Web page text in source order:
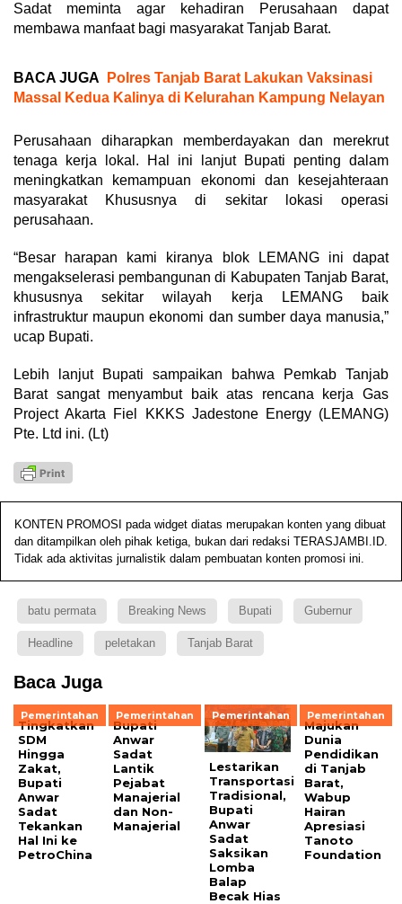
Sadat meminta agar kehadiran Perusahaan dapat
membawa manfaat bagi masyarakat Tanjab Barat.
BACA JUGA
Polres Tanjab Barat Lakukan Vaksinasi
Massal Kedua Kalinya di Kelurahan Kampung Nelayan
Perusahaan diharapkan memberdayakan dan merekrut
tenaga kerja lokal. Hal ini lanjut Bupati penting dalam
meningkatkan kemampuan ekonomi dan kesejahteraan
masyarakat Khususnya di sekitar lokasi operasi
perusahaan.
“Besar harapan kami kiranya blok LEMANG ini dapat
mengakselerasi pembangunan di Kabupaten Tanjab Barat,
khususnya sekitar wilayah kerja LEMANG baik
infrastruktur maupun ekonomi dan sumber daya manusia,”
ucap Bupati.
Lebih lanjut Bupati sampaikan bahwa Pemkab Tanjab
Barat sangat menyambut baik atas rencana kerja Gas
Project Akarta Fiel KKKS Jadestone Energy (LEMANG)
Pte. Ltd ini. (Lt)
KONTEN PROMOSI pada widget diatas merupakan konten yang dibuat
dan ditampilkan oleh pihak ketiga, bukan dari redaksi TERASJAMBI.ID.
Tidak ada aktivitas jurnalistik dalam pembuatan konten promosi ini.
batu permata Breaking News Bupati Gubernur
Headline peletakan Tanjab Barat
Baca Juga
Pemerintahan
Tingkatkan
SDM
Hingga
Zakat,
Bupati
Anwar
Sadat
Tekankan
Hal Ini ke
PetroChina
Pemerintahan
Bupati
Anwar
Sadat
Lantik
Pejabat
Manajerial
dan Non-
Manajerial
Pemerintahan
Lestarikan
Transportasi
Tradisional,
Bupati
Anwar
Sadat
Saksikan
Lomba
Balap
Becak Hias
Pemerintahan
Majukan
Dunia
Pendidikan
di Tanjab
Barat,
Wabup
Hairan
Apresiasi
Tanoto
Foundation